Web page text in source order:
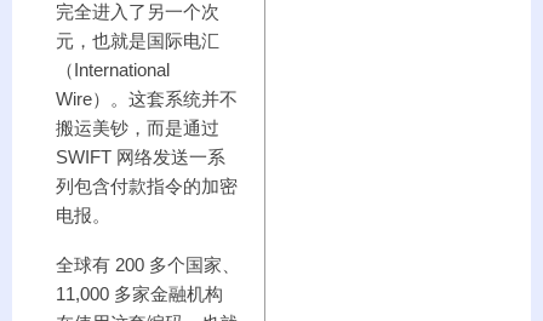
完全进入了另一个次
元，也就是国际电汇
（International
Wire）。这套系统并不
搬运美钞，而是通过
SWIFT 网络发送一系
列包含付款指令的加密
电报。
全球有 200 多个国家、
11,000 多家金融机构